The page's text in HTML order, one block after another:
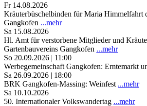
Fr 14.08.2026
Kräuterbüschelbinden für Maria Himmelfahrt
Gangkofen ...mehr
Sa 15.08.2026
Hl. Amt für verstorbene Mitglieder und
Gartenbauvereins Gangkofen ...mehr
So 20.09.2026 | 11:00
Werbegemeinschaft Gangkofen: Erntemarkt
Sa 26.09.2026 | 18:00
BRK Gangkofen-Massing: Weinfest ...mehr
Sa 10.10.2026
50. Internationaler Volkswandertag ...mehr